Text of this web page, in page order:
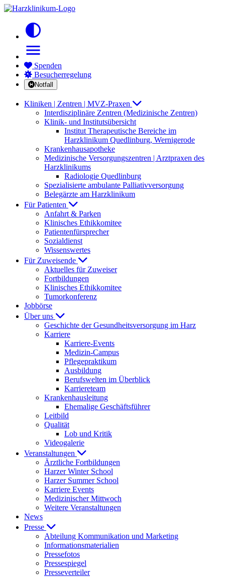
contrast
menu
Spenden
Besucherregelung
Notfall
Kliniken | Zentren | MVZ-Praxen
Interdisziplinäre Zentren (Medizinische Zentren)
Klinik- und Institutsübersicht
Institut Therapeutische Bereiche im
Harzklinikum Quedlinburg, Wernigerode
Krankenhausapotheke
Medizinische Versorgungszentren | Arztpraxen des
Harzklinikums
Radiologie Quedlinburg
Spezialisierte ambulante Palliativversorgung
Belegärzte am Harzklinikum
Für Patienten
Anfahrt & Parken
Klinisches Ethikkomitee
Patientenfürsprecher
Sozialdienst
Wissenswertes
Für Zuweisende
Aktuelles für Zuweiser
Fortbildungen
Klinisches Ethikkomitee
Tumorkonferenz
Jobbörse
Über uns
Geschichte der Gesundheitsversorgung im Harz
Karriere
Karriere-Events
Medizin-Campus
Pflegepraktikum
Ausbildung
Berufswelten im Überblick
Karriereteam
Krankenhausleitung
Ehemalige Geschäftsführer
Leitbild
Qualität
Lob und Kritik
Videogalerie
Veranstaltungen
Ärztliche Fortbildungen
Harzer Winter School
Harzer Summer School
Karriere Events
Medizinischer Mittwoch
Weitere Veranstaltungen
News
Presse
Abteilung Kommunikation und Marketing
Informationsmaterialien
Pressefotos
Pressespiegel
Presseverteiler